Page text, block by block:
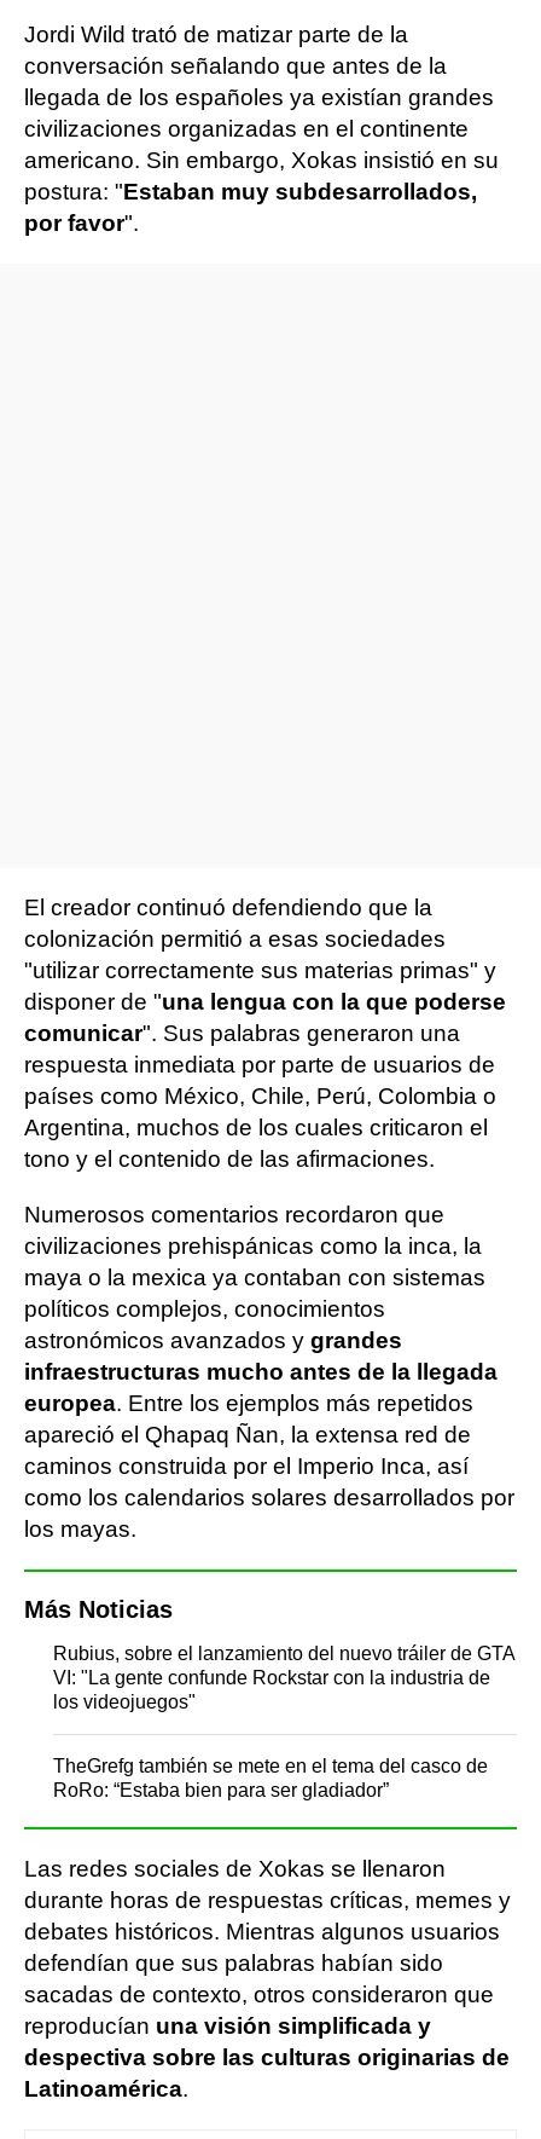
Jordi Wild trató de matizar parte de la
conversación señalando que antes de la
llegada de los españoles ya existían grandes
civilizaciones organizadas en el continente
americano. Sin embargo, Xokas insistió en su
postura: "Estaban muy subdesarrollados,
por favor".
El creador continuó defendiendo que la
colonización permitió a esas sociedades
"utilizar correctamente sus materias primas" y
disponer de "una lengua con la que poderse
comunicar". Sus palabras generaron una
respuesta inmediata por parte de usuarios de
países como México, Chile, Perú, Colombia o
Argentina, muchos de los cuales criticaron el
tono y el contenido de las afirmaciones.
Numerosos comentarios recordaron que
civilizaciones prehispánicas como la inca, la
maya o la mexica ya contaban con sistemas
políticos complejos, conocimientos
astronómicos avanzados y grandes
infraestructuras mucho antes de la llegada
europea. Entre los ejemplos más repetidos
apareció el Qhapaq Ñan, la extensa red de
caminos construida por el Imperio Inca, así
como los calendarios solares desarrollados por
los mayas.
Más Noticias
Rubius, sobre el lanzamiento del nuevo tráiler de GTA
VI: "La gente confunde Rockstar con la industria de
los videojuegos"
TheGrefg también se mete en el tema del casco de
RoRo: “Estaba bien para ser gladiador”
Las redes sociales de Xokas se llenaron
durante horas de respuestas críticas, memes y
debates históricos. Mientras algunos usuarios
defendían que sus palabras habían sido
sacadas de contexto, otros consideraron que
reproducían una visión simplificada y
despectiva sobre las culturas originarias de
Latinoamérica.